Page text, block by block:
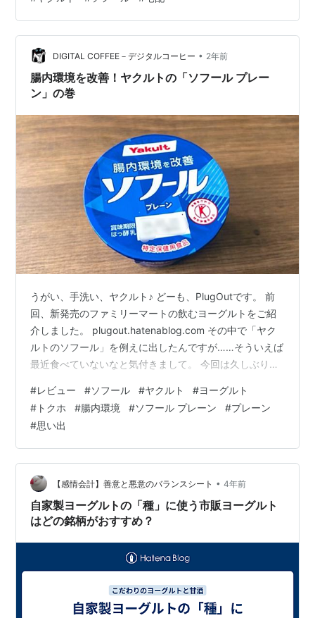
する。プレーン３個、ＬＴ２個、レモン２個の計７個。
痛まないうちに食べるには、よい感じだと思う。
DIGITAL COFFEE－デジタルコーヒー • 2年前
腸内環境を改善！ヤクルトの「ソフール プレー
ン」の巻
うがい、手洗い、ヤクルト♪ どーも、PlugOutです。 前
回、新発売のファミリーマートの飲むヨーグルトをご紹
介しました。 plugout.hatenablog.com その中で「ヤク
ルトのソフール」を例えに出したんですが……そういえば
最近食べていないなと気付きまして。 今回は久しぶりに
ら！！！ 「ソフール プレーン」 www.yakult.co.jp こ
れ、割と小さい頃にたまに食べていた記憶があるんです
が……かなりパッケージが変わっている気がします。 た
だどんなデザインだったかと言われると、パッと思い出
せないのも悔しいな（白目） ちなみに小…
#レビュー #ソフール #ヤクルト #ヨーグルト
# トクホ #腸内環境 #ソフール プレーン #プレーン
#思い出
【感情会計】善意と悪意のバランスシート • 4年前
自家製ヨーグルトの「種」に使う市販ヨーグルト
はどの銘柄がおすすめ？